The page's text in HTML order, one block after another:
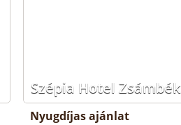
Szépia Hotel Zsámbék
Nyugdíjas ajánlat